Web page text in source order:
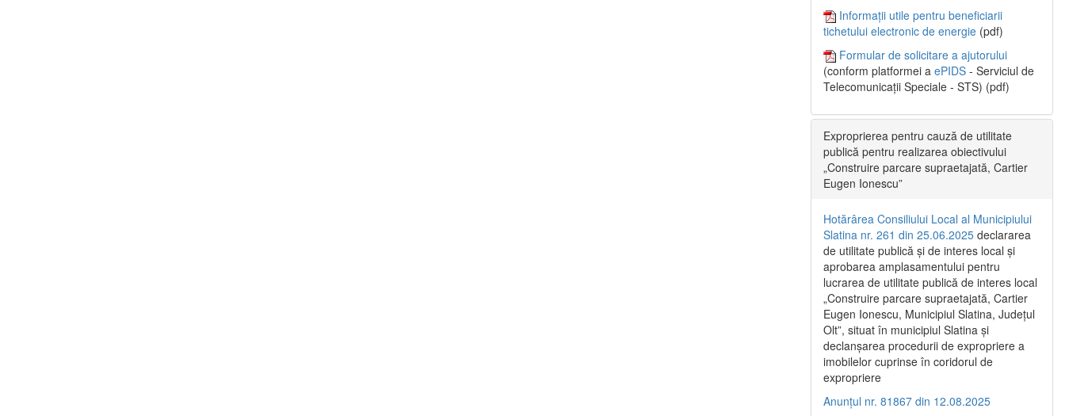
Informații utile pentru beneficiarii
tichetului electronic de energie (pdf)
Formular de solicitare a ajutorului
(conform platformei a ePIDS - Serviciul de
Telecomunicații Speciale - STS) (pdf)
Exproprierea pentru cauză de utilitate
publică pentru realizarea obiectivului
„Construire parcare supraetajată, Cartier
Eugen Ionescu”
Hotărârea Consiliului Local al Municipiului
Slatina nr. 261 din 25.06.2025 declararea
de utilitate publică și de interes local și
aprobarea amplasamentului pentru
lucrarea de utilitate publică de interes local
„Construire parcare supraetajată, Cartier
Eugen Ionescu, Municipiul Slatina, Județul
Olt”, situat în municipiul Slatina și
declanșarea procedurii de expropriere a
imobilelor cuprinse în coridorul de
expropriere
Anunțul nr. 81867 din 12.08.2025